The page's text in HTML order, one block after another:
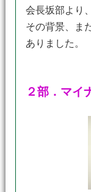
会長坂部より
その背景、ま
ありました。
２部．マイ